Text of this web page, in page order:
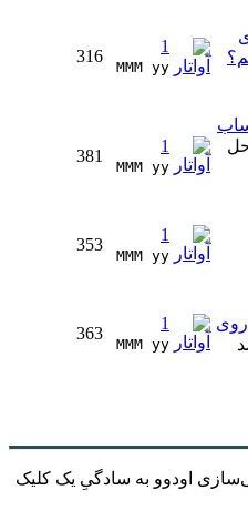
1
MMM yy
316
و حساب
1
MMM yy
381
1
MMM yy
353
روی
1
MMM yy
363
اودوو به سادگیِ یک کلیک